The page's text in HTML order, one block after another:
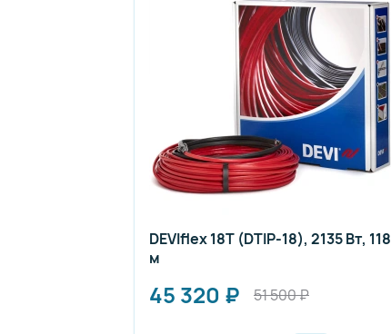
DEVIflex 18T (DTIP-18), 2135 Вт, 118
м
45 320 ₽ 51 500₽